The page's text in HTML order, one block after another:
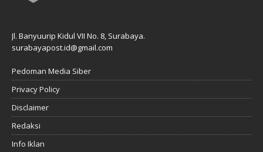
Jl. Banyuurip Kidul VII No. 8, Surabaya.
surabayapost.id@gmail.com
Pedoman Media Siber
Privacy Policy
Disclaimer
Redaksi
Info Iklan